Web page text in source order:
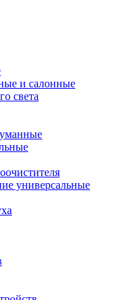
и салонные
света
универсальные